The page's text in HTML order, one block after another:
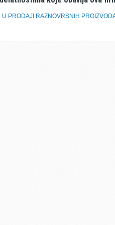
U PRODAJI RAZNOVRSNIH